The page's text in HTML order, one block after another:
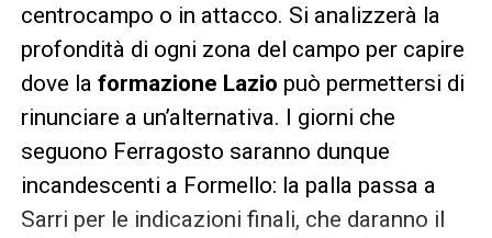
centrocampo o in attacco. Si analizzerà la
profondità di ogni zona del campo per capire
dove la formazione Lazio può permettersi di
rinunciare a un’alternativa. I giorni che
seguono Ferragosto saranno dunque
incandescenti a Formello: la palla passa a
Sarri per le indicazioni finali, che daranno il